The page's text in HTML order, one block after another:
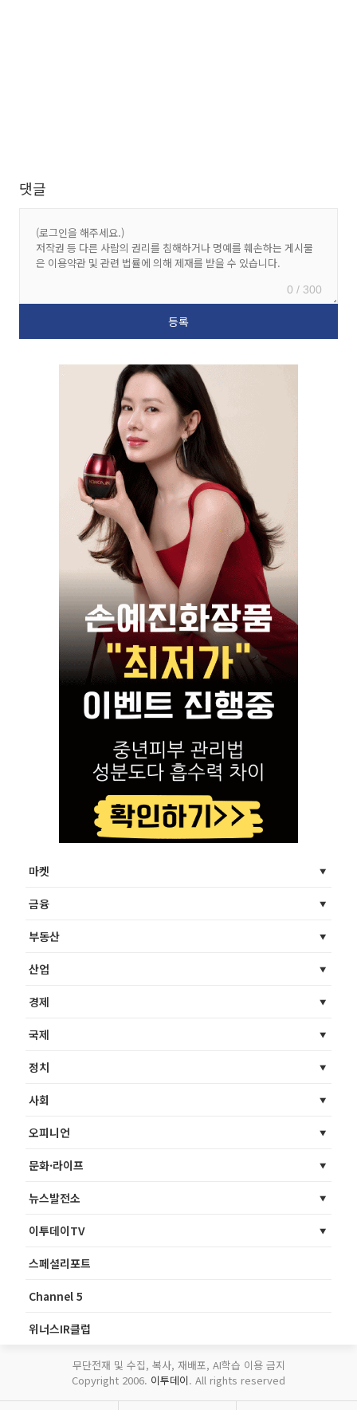
댓글
0 / 300
마켓
금융
부동산
산업
경제
국제
정치
사회
오피니언
문화·라이프
뉴스발전소
이투데이TV
스페셜리포트
Channel 5
위너스IR클럽
무단전재 및 수집, 복사, 재배포, AI학습 이용 금지
Copyright 2006. 이투데이. All rights reserved